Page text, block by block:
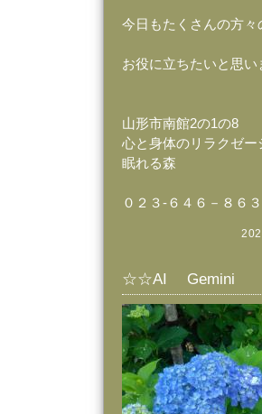
今日もたくさんの方々
お役に立ちたいと思
山形市南館2の1の8
心と身体のリラクゼー
眠れる森
０２３‐６４６－８６
☆☆AI Gemini